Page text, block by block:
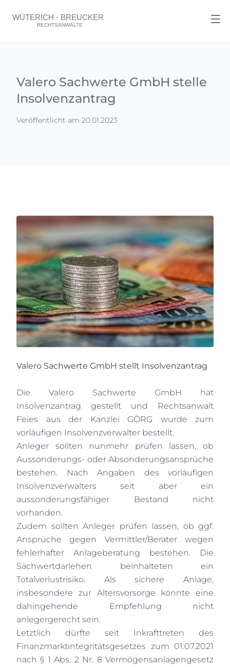
Valero Sachwerte GmbH stelle
Insolvenzantrag
Veröffentlicht am 20.01.2023
Valero Sachwerte GmbH stellt Insolvenzantrag
Die Valero Sachwerte GmbH hat
Insolvenzantrag gestellt und Rechtsanwalt
Feies aus der Kanzlei GÖRG wurde zum
vorläufigen Insolvenzverwalter bestellt.
Anleger sollten nunmehr prüfen lassen, ob
Aussonderungs- oder Absonderungsansprüche
bestehen. Nach Angaben des vorläufigen
Insolvenzverwalters seit aber ein
aussonderungsfähiger Bestand nicht
vorhanden.
Zudem sollten Anleger prüfen lassen, ob ggf.
Ansprüche gegen Vermittler/Berater wegen
fehlerhafter Anlageberatung bestehen. Die
Sachwertdarlehen beinhalteten ein
Totalverlustrisiko. Als sichere Anlage,
insbesondere zur Altersvorsorge könnte eine
dahingehende Empfehlung nicht
anlegergerecht sein.
Letztlich dürfte seit Inkrafttreten des
Finanzmarktintegritätsgesetzes zum 01.07.2021
nach § 1 Abs. 2 Nr. 8 Vermögensanlagengesetz